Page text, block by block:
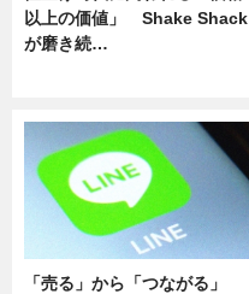
以上の価値」 Shake Shack
が磨き続…
「売る」から「つながる」